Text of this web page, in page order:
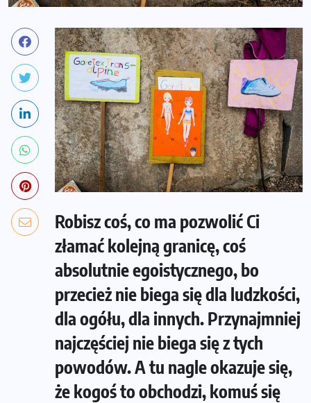
Robisz coś, co ma pozwolić Ci
złamać kolejną granicę, coś
absolutnie egoistycznego, bo
przecież nie biega się dla ludzkości,
dla ogółu, dla innych. Przynajmniej
najczęściej nie biega się z tych
powodów. A tu nagle okazuje się,
że kogoś to obchodzi, komuś się